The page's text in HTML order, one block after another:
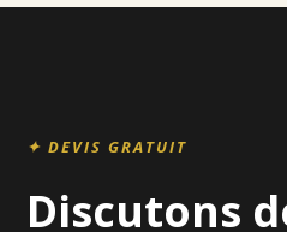
✦ DEVIS GRATUIT
Discutons